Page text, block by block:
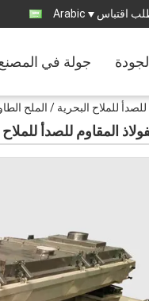
اقتباس Arabic
جولة في
للملاح البحرية / الملح
المقاوم للصدأ